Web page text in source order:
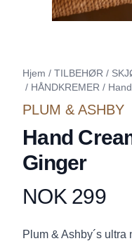
Hjem / TILBEHØR /
/ HÅNDKREMER /
PLUM & ASHBY
Hand
Ginger
Produktdetaljer
NOK 299
Description
Plum & Ashby´s